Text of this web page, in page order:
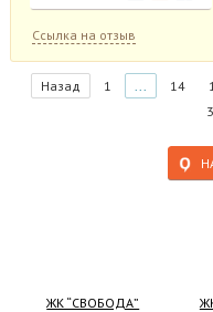
Ссылка на отзыв
Назад 1 ... 14
ЖК “СВОБОДА”